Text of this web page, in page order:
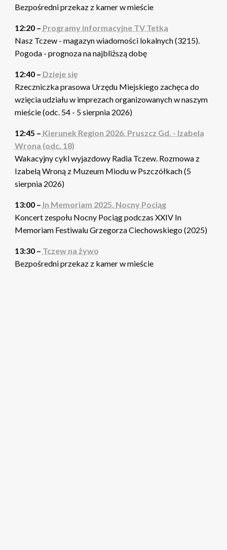
Bezpośredni przekaz z kamer w mieście
12:20 – Programy informacyjne TV Tetka
Nasz Tczew - magazyn wiadomości lokalnych (3215).
Pogoda - prognoza na najbliższą dobę
12:40 – Dzieje się
Rzeczniczka prasowa Urzędu Miejskiego zachęca do
wzięcia udziału w imprezach organizowanych w naszym
mieście (odc. 54 - 5 sierpnia 2026)
12:45 – Kierunek Region 2026. Pruszcz Gd. - Izabela
Wrona (odc. 18)
Wakacyjny cykl wyjazdowy Radia Tczew. Rozmowa z
Izabelą Wroną z Muzeum Miodu w Pszczółkach (5
sierpnia 2026)
13:00 – In Memoriam 2025. Nocny Pociąg
Koncert zespołu Nocny Pociąg podczas XXIV In
Memoriam Festiwalu Grzegorza Ciechowskiego (2025)
13:30 – Tczew na żywo
Bezpośredni przekaz z kamer w mieście